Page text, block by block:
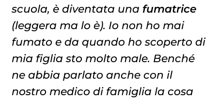
scuola, è diventata una fumatrice
(leggera ma lo è). Io non ho mai
fumato e da quando ho scoperto di
mia figlia sto molto male. Benché
ne abbia parlato anche con il
nostro medico di famiglia la cosa